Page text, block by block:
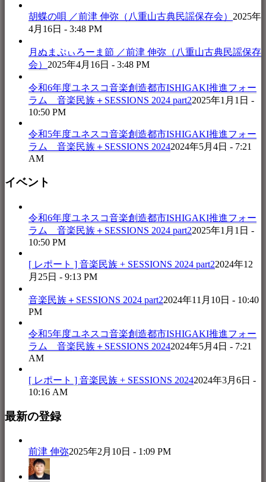
胡蝶の唄 ／前津 伸弥（八重山古典民謡保存会） 2025年
4月16日 - 3:48 PM
月ぬまぷぃろーま節 ／前津 伸弥（八重山古典民謡保存
会） 2025年4月16日 - 3:48 PM
令和6年度ユネスコ音楽創造都市ISHIGAKI推進フォー
ラム 音楽民族＋SESSIONS 2024 part22025年1月1日 -
10:50 PM
令和5年度ユネスコ音楽創造都市ISHIGAKI推進フォー
ラム 音楽民族＋SESSIONS 20242024年5月4日 - 7:21
AM
イベント
令和6年度ユネスコ音楽創造都市ISHIGAKI推進フォー
ラム 音楽民族＋SESSIONS 2024 part22025年1月1日 -
10:50 PM
[ レポート ] 音楽民族 + SESSIONS 2024 part22024年12
月25日 - 9:13 PM
音楽民族＋SESSIONS 2024 part22024年11月10日 - 10:40
PM
令和5年度ユネスコ音楽創造都市ISHIGAKI推進フォー
ラム 音楽民族＋SESSIONS 20242024年5月4日 - 7:21
AM
[ レポート ] 音楽民族 + SESSIONS 20242024年3月6日 -
10:16 AM
最新の登録
前津 伸弥2025年2月10日 - 1:09 PM